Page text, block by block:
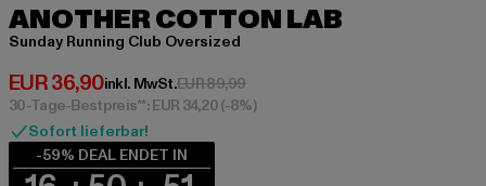
ANOTHER COTTON LAB
Sunday Running Club Oversized
EUR 36,90
Derzeitiger Preis: EUR 36,90
inkl. MwSt.EUR 89,99Aktionspreis: EUR 89,99
30-Tage-Bestpreis**: EUR 34,20(-8%)
Sofort lieferbar!
-59% DEAL ENDET IN